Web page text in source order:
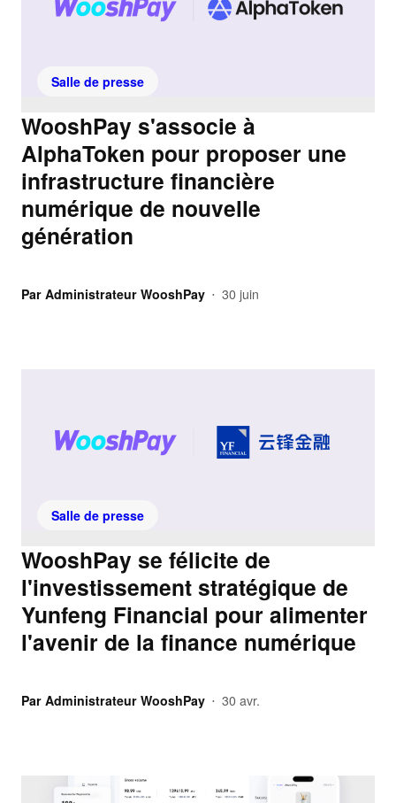
Salle de presse
WooshPay s'associe à
AlphaToken pour proposer une
infrastructure financière
numérique de nouvelle
génération
Par Administrateur WooshPay • 30 juin
Salle de presse
WooshPay se félicite de
l'investissement stratégique de
Yunfeng Financial pour alimenter
l'avenir de la finance numérique
Par Administrateur WooshPay • 30 avr.